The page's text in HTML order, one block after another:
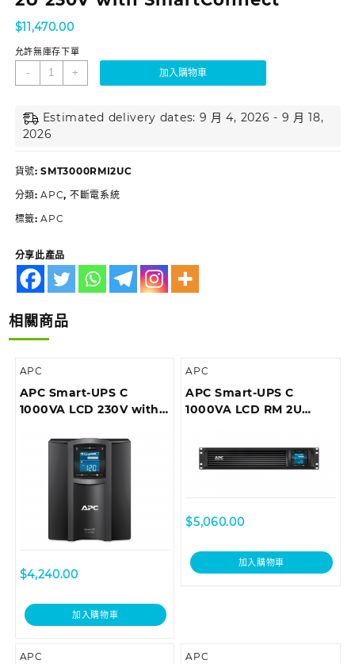
$11,470.00
允許無庫存下單
- + 加入購物車
Estimated delivery dates: 9 月 4, 2026 - 9 月 18,
2026
貨號:SMT3000RMI2UC
分類:APC, 不斷電系統
標籤:APC
分享此產品
相關商品
APC
APC Smart-UPS C
1000VA LCD 230V with
add network card)
$4,240.00
加入購物車
APC
APC Smart-UPS C
1000VA LCD RM 2U
add network card)
$5,060.00
加入購物車
APC APC